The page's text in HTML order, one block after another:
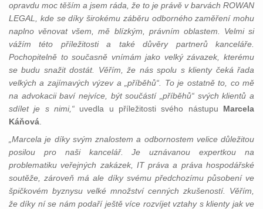
opravdu moc těším a jsem ráda, že to je právě v barvách ROWAN
LEGAL, kde se díky širokému záběru odborného zaměření mohu
naplno věnovat všem, mě blízkým, právním oblastem. Velmi si
vážím této příležitosti a také důvěry partnerů kanceláře.
Pochopitelně to současně vnímám jako velký závazek, kterému
se budu snažit dostát. Věřím, že nás spolu s klienty čeká řada
velkých a zajímavých výzev a „příběhů“. To je ostatně to, co mě
na advokacii baví nejvíce, být součástí „příběhů“ svých klientů a
sdílet je s nimi,“ uvedla u příležitosti svého nástupu Marcela
Káňová
„Marcela je díky svým znalostem a odbornostem velice důležitou
posilou pro naši kancelář. Je uznávanou expertkou na
problematiku veřejných zakázek, IT práva a práva hospodářské
soutěže, zároveň má ale díky svému předchozímu působení ve
špičkovém byznysu velké množství cenných zkušeností. Věřím,
že díky ní se nám podaří ještě více rozvíjet vztahy s klienty jak ve